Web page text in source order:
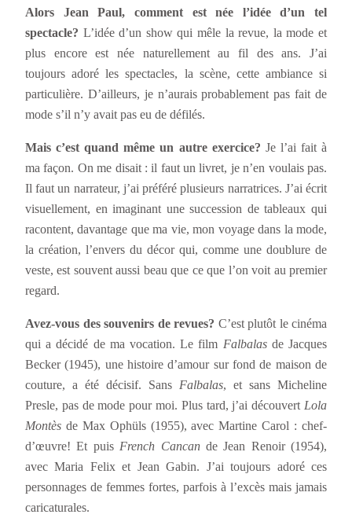
Alors Jean Paul, comment est née l’idée d’un tel
spectacle? L’idée d’un show qui mêle la revue, la mode et
plus encore est née naturellement au fil des ans. J’ai
toujours adoré les spectacles, la scène, cette ambiance si
particulière. D’ailleurs, je n’aurais probablement pas fait de
mode s’il n’y avait pas eu de défilés.
Mais c’est quand même un autre exercice? Je l’ai fait à
ma façon. On me disait : il faut un livret, je n’en voulais pas.
Il faut un narrateur, j’ai préféré plusieurs narratrices. J’ai écrit
visuellement, en imaginant une succession de tableaux qui
racontent, davantage que ma vie, mon voyage dans la mode,
la création, l’envers du décor qui, comme une doublure de
veste, est souvent aussi beau que ce que l’on voit au premier
regard.
Avez-vous des souvenirs de revues? C’est plutôt le cinéma
qui a décidé de ma vocation. Le film Falbalasde Jacques
Becker (1945), une histoire d’amour sur fond de maison de
couture, a été décisif. Sans Falbalas, et sans Micheline
Presle, pas de mode pour moi. Plus tard, j’ai découvert Lola
Montès de Max Ophüls (1955), avec Martine Carol : chef-
d’œuvre! Et puisFrench Cancan de Jean Renoir (1954),
avec Maria Felix et Jean Gabin. J’ai toujours adoré ces
personnages de femmes fortes, parfois à l’excès mais jamais
caricaturales.